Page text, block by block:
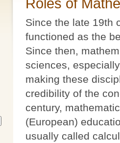
Roles of
Since the late 19th
functioned as the
Since then,
sciences,
making these
credibility of the
century,
(European)
usually called